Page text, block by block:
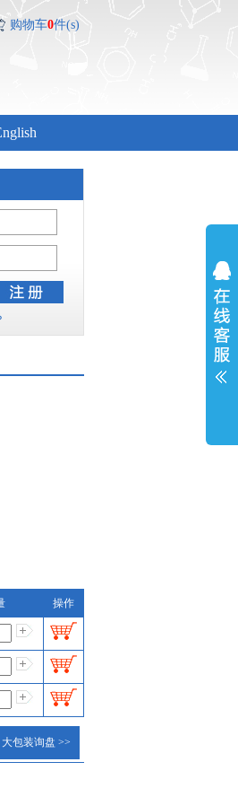
购物车0件(s)
操作
大包装询盘 >>